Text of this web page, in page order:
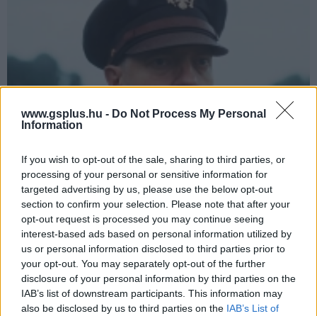
www.gsplus.hu - Do Not Process My Personal
Information
If you wish to opt-out of the sale, sharing to third parties, or
processing of your personal or sensitive information for
targeted advertising by us, please use the below opt-out
section to confirm your selection. Please note that after your
opt-out request is processed you may continue seeing
interest-based ads based on personal information utilized by
us or personal information disclosed to third parties prior to
your opt-out. You may separately opt-out of the further
disclosure of your personal information by third parties on the
IAB’s list of downstream participants. This information may
also be disclosed by us to third parties on the IAB’s List of
Brendan Fraser hozza meg a második világháború
legfontosabb döntését - előzetest kapott a Pressure
| 2026.02.20 13:10
A Hotel Mumbai rendezője és A legsötétebb óra producerei
állnak a Focus Features filmje mögött